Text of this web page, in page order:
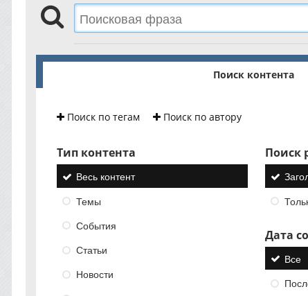
Поиск контента
Поиск по тегам Поиск по автору
Тип контента
Весь контент
Темы
События
Статьи
Новости
Поиск
Дата
Все